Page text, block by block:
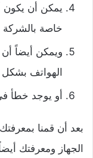
خاصة بالشركة
ويمكن أيضاً
الهواتف
أو يوجد خطأ
بعد أن قمنا
الجهاز ومعرفتك